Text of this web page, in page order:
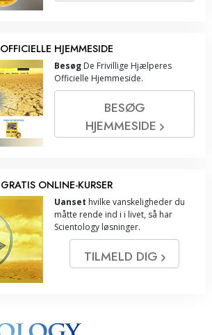
OFFICIELLE HJEMMESIDE
Besøg De Frivillige Hjælperes
Officielle Hjemmeside.
BESØG
HJEMMESIDE
GRATIS ONLINE-KURSER
Uanset hvilke vanskeligheder du
måtte rende ind i i livet, så har
Scientology løsninger.
TILMELD DIG